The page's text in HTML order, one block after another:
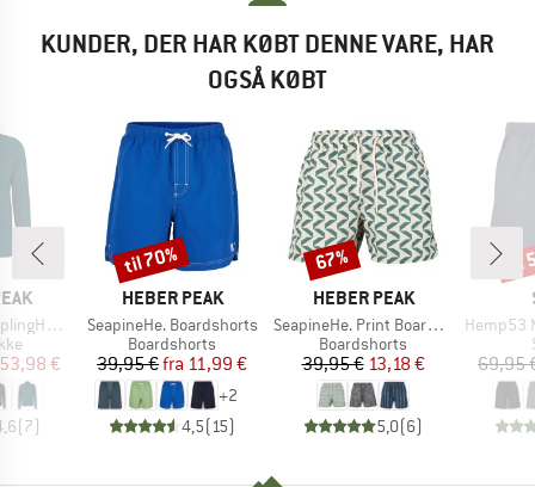
KUNDER, DER HAR KØBT DENNE VARE, HAR
OGSÅ KØBT
II Jacket
pris
53,98 €
(7)
MÆRKE
HEBER PEAK
Artikel
SeapineHe. Boardshorts
Produktgruppe
Boardshorts
Pris
39,95 € Nedsat pris
fra 11,99 €
+2
4,5(15)
Rabat
til 70%
MÆRKE
HEBER PEAK
Artikel
SeapineHe. Print Boardshorts
Produktgruppe
Boardshorts
Pris
39,95 €Nedsat pris
13,18 €
5,0(6)
Rabat
67%
Artikel
Hemp53
69,95